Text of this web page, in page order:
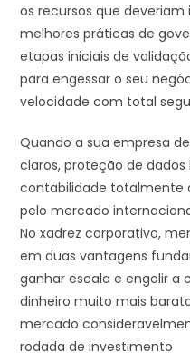
os recursos que
melhores práticas de
etapas iniciais de
para engessar o seu
velocidade com total
Quando a sua empresa
claros, proteção de
contabilidade totalmente
pelo mercado
No xadrez corporativo,
em duas vantagens
ganhar escala e engolir a
dinheiro muito mais
mercado
rodada de investimento